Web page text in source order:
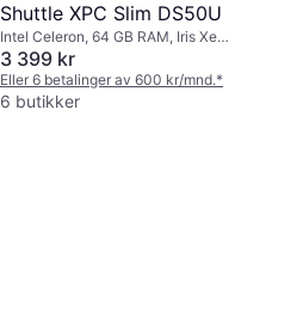
Shuttle XPC Slim DS50U
Intel Celeron, 64 GB RAM, Iris Xe
Graphics
3 399 kr
Eller 6 betalinger av 600 kr/mnd.*
6 butikker